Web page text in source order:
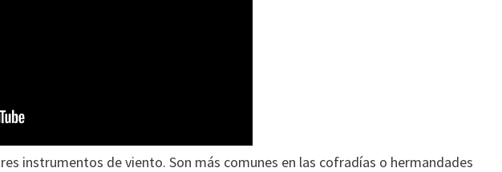
instrumentos de viento. Son más comunes en las cofradías o hermandades